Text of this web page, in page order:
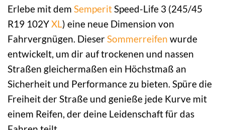
Erlebe mit dem SemperitSpeed-Life 3 (245/45
R19 102YXL) eine neue Dimension von
Fahrvergnügen. DieserSommerreifen wurde
entwickelt, um dir auf trockenen und nassen
Straßen gleichermaßen ein Höchstmaß an
Sicherheit und Performance zu bieten. Spüre die
Freiheit der Straße und genieße jede Kurve mit
einem Reifen, der deine Leidenschaft für das